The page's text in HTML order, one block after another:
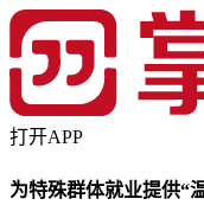
打开APP
为特殊群体就业提供“